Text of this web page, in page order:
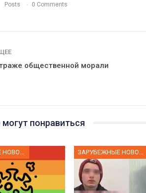
Posts 0 Comments
общественной морали
понравиться
ЗАРУБЕЖНЫЕ НОВОСТИ ЗАРУБЕЖНЫЕ НОВОСТИ